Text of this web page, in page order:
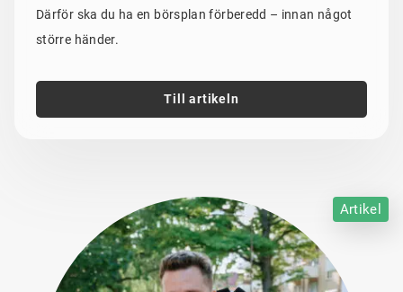
Därför ska du ha en börsplan förberedd – innan något
större händer.
Till artikeln
Artikel